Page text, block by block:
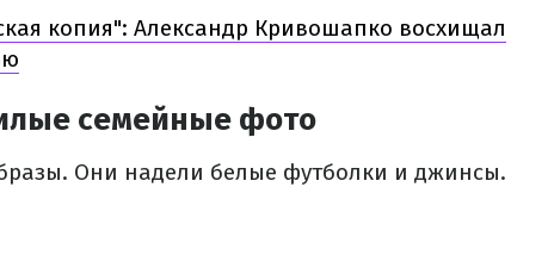
копия": Александр Кривошапко восхищал
семейные фото
Они надели белые футболки и джинсы.